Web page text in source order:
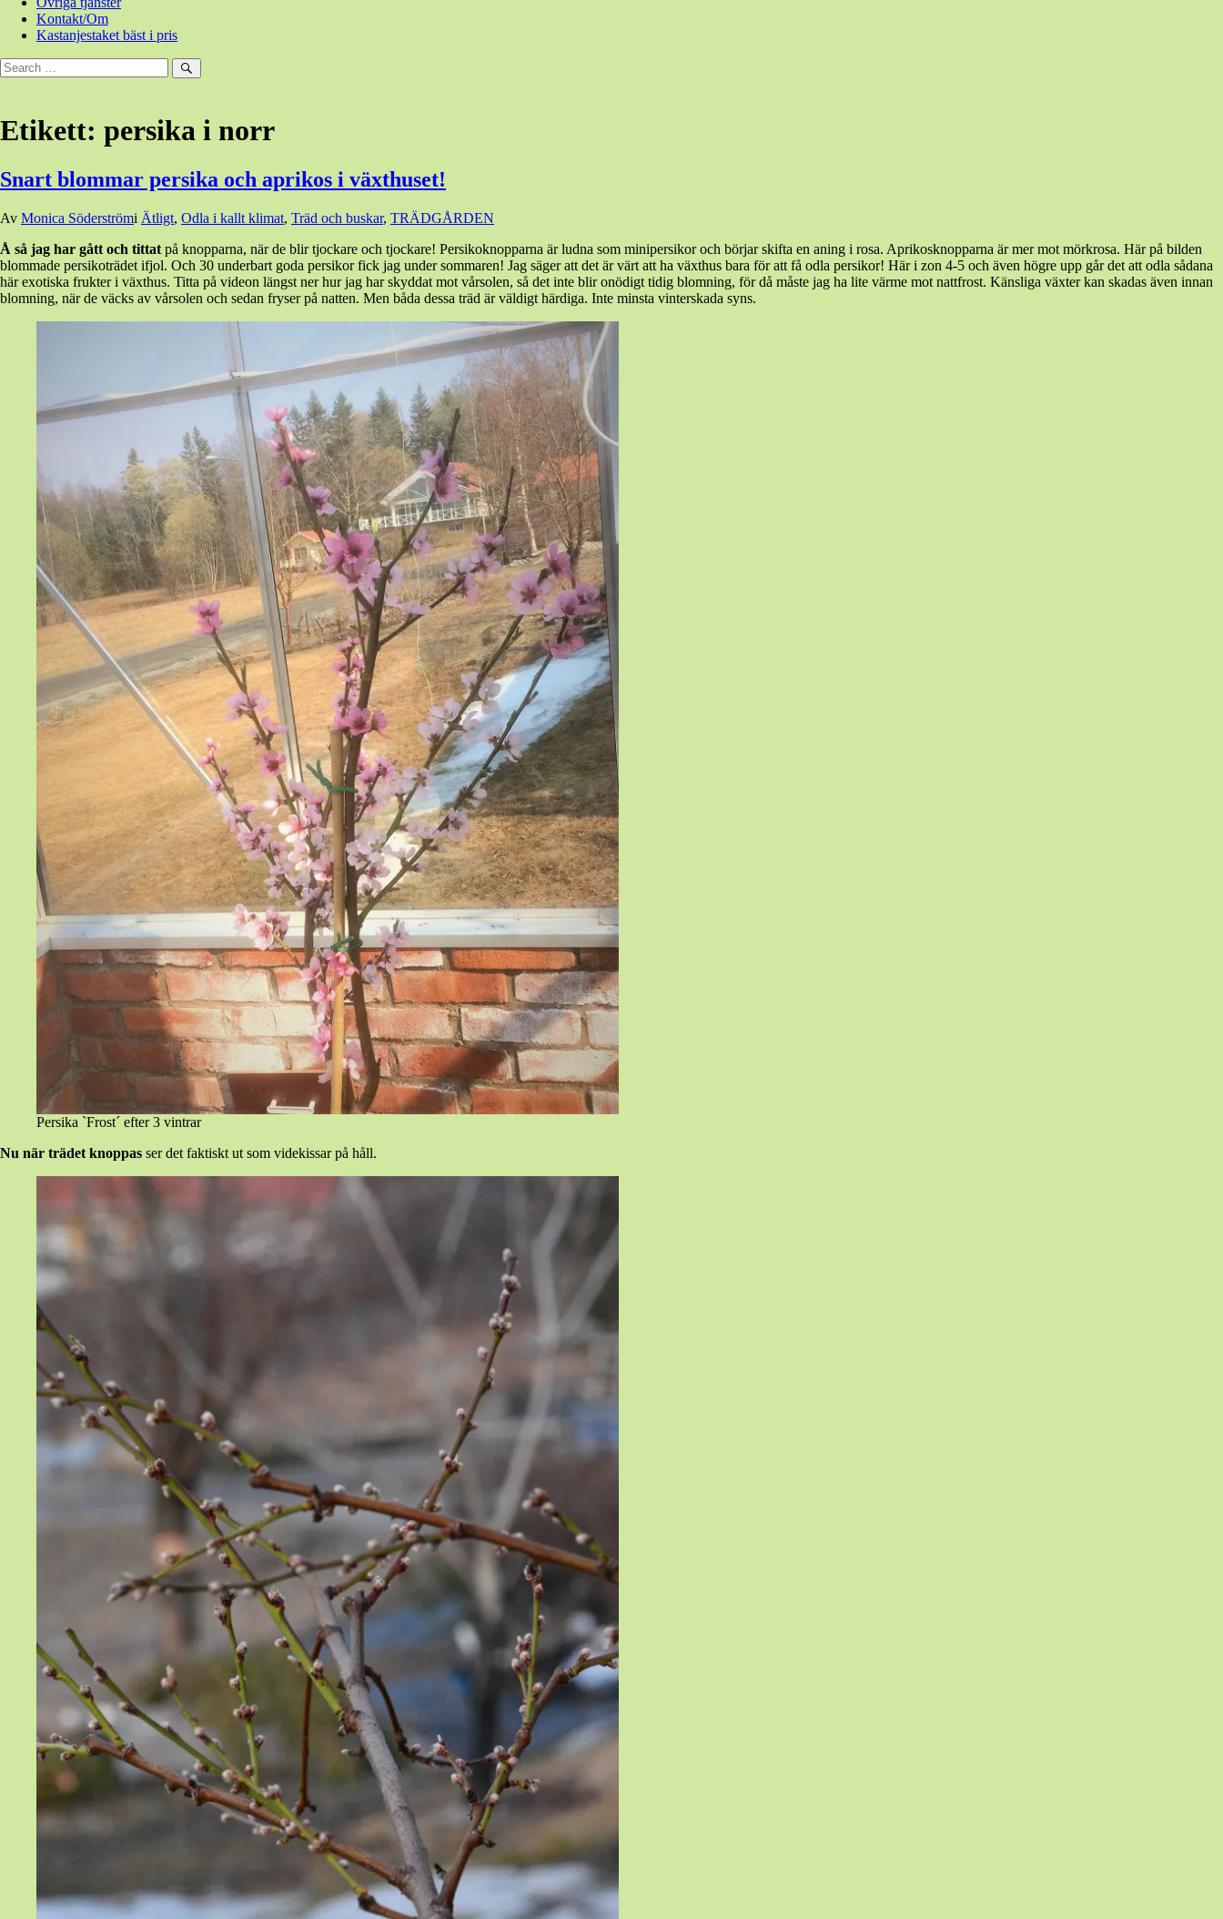
Kontakt/Om
Kastanjestaket bäst i pris
Sök
efter:
Sök
Etikett: persika i norr
Snart blommar persika och aprikos i växthuset!
Den
april,
202020
april,
2020
Av Monica Söderströmi Ätligt, Odla i kallt klimat, Träd och buskar, TRÄDGÅRDEN
Å så jag har gått och tittat på knopparna, när de blir tjockare och tjockare! Persikoknopparna är ludna som minipersikor och börjar skifta en aning i rosa. Aprikosknopparna är mer mot mörkrosa. Här på bilden
blommade persikoträdet ifjol. Och 30 underbart goda persikor fick jag under sommaren! Jag säger att det är värt att ha växthus bara för att få odla persikor! Här i zon 4-5 och även högre upp går det att odla sådana
här exotiska frukter i växthus. Titta på videon längst ner hur jag har skyddat mot vårsolen, så det inte blir onödigt tidig blomning, för då måste jag ha lite värme mot nattfrost. Känsliga växter kan skadas även innan
blomning, när de väcks av vårsolen och sedan fryser på natten. Men båda dessa träd är väldigt härdiga. Inte minsta vinterskada syns.
Persika `Frost´ efter 3 vintrar
Nu när trädet knoppas ser det faktiskt ut som videkissar på håll.